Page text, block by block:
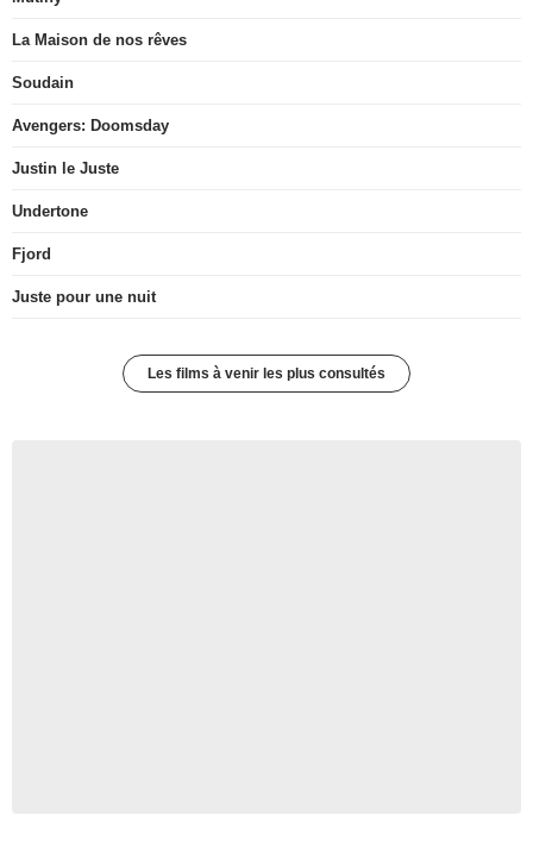
La Maison de nos rêves
Soudain
Avengers: Doomsday
Justin le Juste
Undertone
Fjord
Juste pour une nuit
Les films à venir les plus consultés